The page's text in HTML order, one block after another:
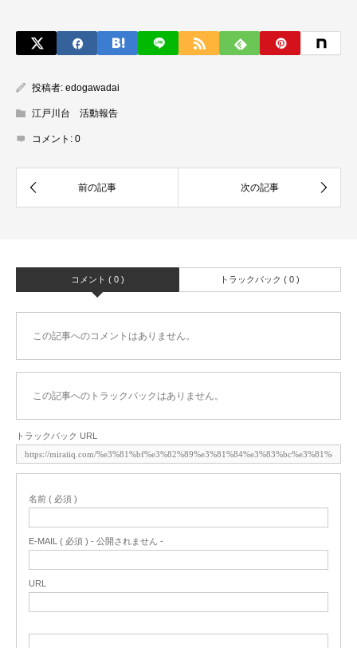
投稿者: edogawadai
江戸川台 活動報告
コメント: 0
コメント ( 0 ) トラックバック ( 0 )
この記事へのコメントはありません。
この記事へのトラックバックはありません。
トラックバック URL
名前 ( 必須 )
E-MAIL ( 必須 ) - 公開されません -
URL